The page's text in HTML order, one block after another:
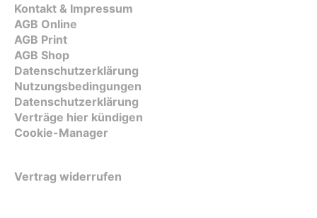
Kontakt & Impressum
AGB Online
AGB Print
AGB Shop
Datenschutzerklärung
Nutzungsbedingungen
Datenschutzerklärung
Verträge hier kündigen
Cookie-Manager
Vertrag widerrufen